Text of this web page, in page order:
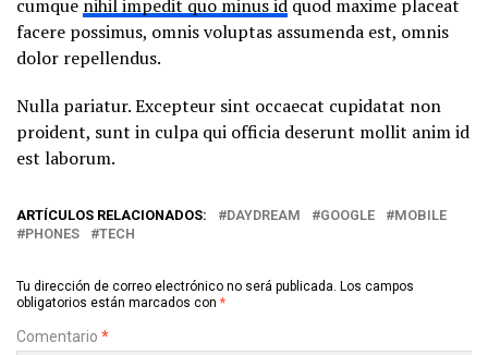
cumque nihil impedit quo minus id quod maxime placeat
facere possimus, omnis voluptas assumenda est, omnis
dolor repellendus.
Nulla pariatur. Excepteur sint occaecat cupidatat non
proident, sunt in culpa qui officia deserunt mollit anim id
est laborum.
ARTÍCULOS RELACIONADOS: DAYDREAM GOOGLE
MOBILE
PHONES
TECH
Tu dirección de correo electrónico no será publicada. Los campos
obligatorios están marcados con *
Comentario *